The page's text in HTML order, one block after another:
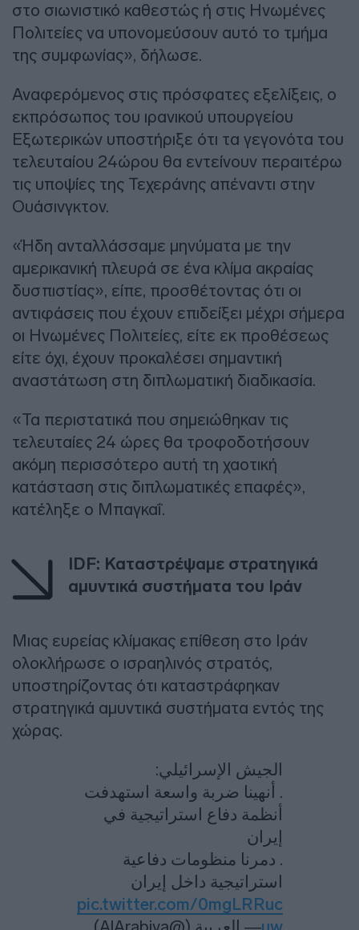
στο σιωνιστικό καθεστώς ή στις Ηνωμένες
Πολιτείες να υπονομεύσουν αυτό το τμήμα
της συμφωνίας», δήλωσε.
Αναφερόμενος στις πρόσφατες εξελίξεις, ο
εκπρόσωπος του ιρανικού υπουργείου
Εξωτερικών υποστήριξε ότι τα γεγονότα του
τελευταίου 24ώρου θα εντείνουν περαιτέρω
τις υποψίες της Τεχεράνης απέναντι στην
Ουάσινγκτον.
«Ήδη ανταλλάσσαμε μηνύματα με την
αμερικανική πλευρά σε ένα κλίμα ακραίας
δυσπιστίας», είπε, προσθέτοντας ότι οι
αντιφάσεις που έχουν επιδείξει μέχρι σήμερα
οι Ηνωμένες Πολιτείες, είτε εκ προθέσεως
είτε όχι, έχουν προκαλέσει σημαντική
αναστάτωση στη διπλωματική διαδικασία.
«Τα περιστατικά που σημειώθηκαν τις
τελευταίες 24 ώρες θα τροφοδοτήσουν
ακόμη περισσότερο αυτή τη χαοτική
κατάσταση στις διπλωματικές επαφές»,
κατέληξε ο Μπαγκαΐ.
IDF: Καταστρέψαμε στρατηγικά
αμυντικά συστήματα του Ιράν
Μιας ευρείας κλίμακας επίθεση στο Ιράν
ολοκλήρωσε ο ισραηλινός στρατός,
υποστηρίζοντας ότι καταστράφηκαν
στρατηγικά αμυντικά συστήματα εντός της
χώρας.
الجيش الإسرائيلي:
. أنهينا ضربة واسعة استهدفت
أنظمة دفاع استراتيجية في
إيران
. دمرنا منظومات دفاعية
استراتيجية داخل إيران
pic.twitter.com/0mgLRRuc